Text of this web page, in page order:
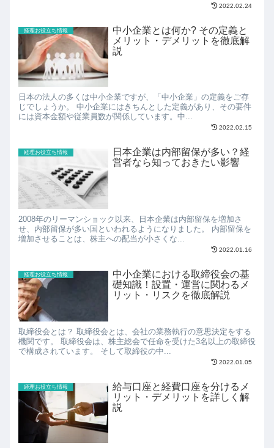
2022.02.24
経理お役立ち情報
中小企業とは何か? その定義と
メリット・デメリットを徹底解
説
日本の法人の多くは中小企業ですが、「中小企業」の定義をご存
じでしょうか。 中小企業にはきちんとした定義があり、その要件
には資本金額や従業員数が関係しています。中...
2022.02.15
経理お役立ち情報
日本企業は内部留保が多い？経
営者なら知っておきたい影響
2008年のリーマンショック以来、日本企業は内部留保を増加さ
せ、内部留保が多い国といわれるようになりました。 内部留保を
増加させることは、株主への配当が小さくな...
2022.01.16
経理お役立ち情報
中小企業における取締役会の基
礎知識！設置・運営に関わるメ
リット・リスクを徹底解説
取締役会とは？ 取締役会とは、会社の業務執行の意思決定をする
機関です。 取締役会は、株主総会で任命を受けた3名以上の取締役
で構成されています。 そして取締役の中...
2022.01.05
経理お役立ち情報
給与口座と経費口座を分けるメ
リット・デメリットを詳しく解
説